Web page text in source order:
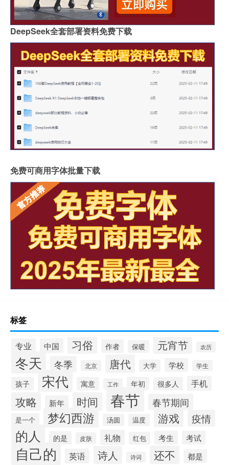
DeepSeek全套部署资料免费下载
免费可商用字体批量下载
标签
专业 中国 习俗 作者 保暖 元宵节 农历
冬天 冬季 北京 唐代 大学 学校 学生
孩子 宋代 寓意 工作 年初 很多人 手机
攻略 新年 时间 春节 春节期间
是一个 梦幻西游 汤圆 温度 游戏 疫情
的人 的是 皮肤 礼物 红包 考生 考试
自己的 英语 诗人 诗词 还不 都是